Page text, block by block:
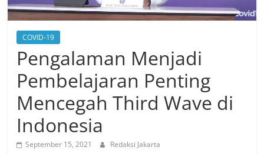
COVID-19
Pengalaman Menjadi
Pembelajaran Penting
Mencegah Third Wave di
Indonesia
September 15, 2021 Redaksi Jakarta